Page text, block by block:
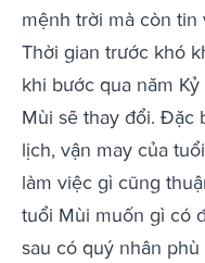
mệnh trời mà còn tin
Thời gian trước khó
khi bước qua năm
Mùi sẽ thay đổi. Đặc
lịch, vận may của
làm việc gì cũng
tuổi Mùi muốn gì có
sau có quý nhân